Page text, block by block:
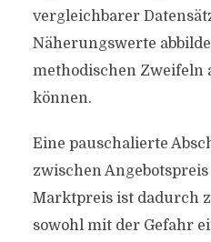
vergleichbarer
Näherungswerte
methodischen Zweifeln
können.
Eine pauschalierte
zwischen
Marktpreis ist dadurch
sowohl mit der Gefahr